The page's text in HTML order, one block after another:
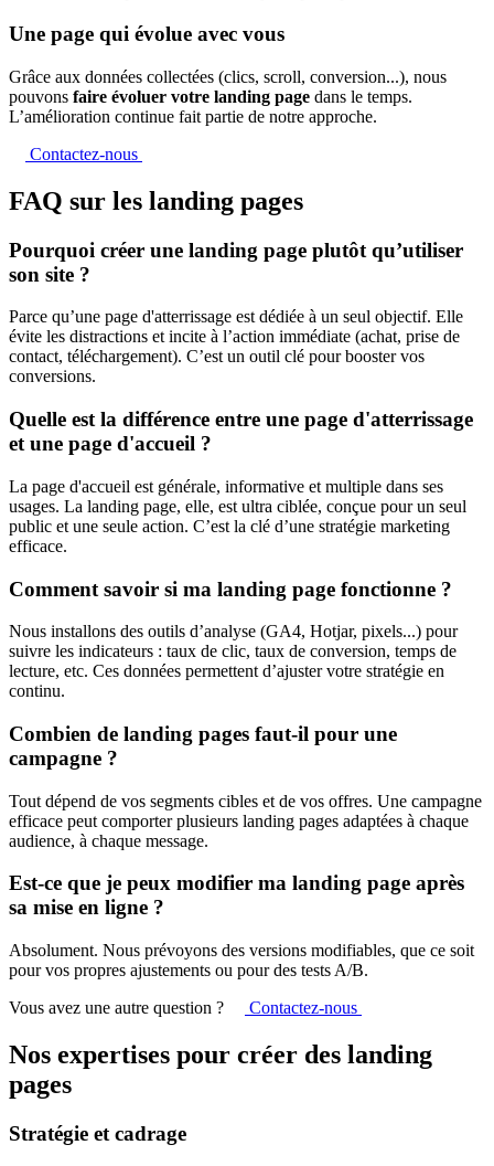
Une page qui évolue avec vous
Grâce aux données collectées (clics, scroll, conversion...), nous
pouvons faire évoluer votre landing page dans le temps.
L’amélioration continue fait partie de notre approche.
Contactez-nous
FAQ sur les landing pages
Pourquoi créer une landing page plutôt qu’utiliser
son site ?
Parce qu’une page d'atterrissage est dédiée à un seul objectif. Elle
évite les distractions et incite à l’action immédiate (achat, prise de
contact, téléchargement). C’est un outil clé pour booster vos
conversions.
Quelle est la différence entre une page d'atterrissage
et une page d'accueil ?
La page d'accueil est générale, informative et multiple dans ses
usages. La landing page, elle, est ultra ciblée, conçue pour un seul
public et une seule action. C’est la clé d’une stratégie marketing
efficace.
Comment savoir si ma landing page fonctionne ?
Nous installons des outils d’analyse (GA4, Hotjar, pixels...) pour
suivre les indicateurs : taux de clic, taux de conversion, temps de
lecture, etc. Ces données permettent d’ajuster votre stratégie en
continu.
Combien de landing pages faut-il pour une
campagne ?
Tout dépend de vos segments cibles et de vos offres. Une campagne
efficace peut comporter plusieurs landing pages adaptées à chaque
audience, à chaque message.
Est-ce que je peux modifier ma landing page après
sa mise en ligne ?
Absolument. Nous prévoyons des versions modifiables, que ce soit
pour vos propres ajustements ou pour des tests A/B.
Vous avez une autre question ?
Contactez-nous
Nos expertises pour créer des landing
pages
Stratégie et cadrage